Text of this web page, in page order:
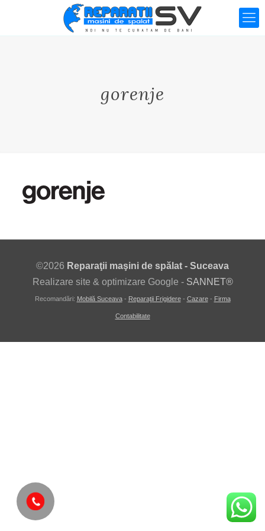
gorenje
©2026 Reparaţii maşini de spălat - Suceava
Realizare site & optimizare Google - SANNET®
Recomandări: Mobilă Suceava- Reparaţii Frigidere- Cazare- Firma
Contabilitate